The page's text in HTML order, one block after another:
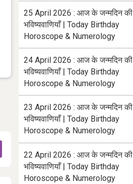
25 April 2026 : आज के जन्मदिन की
भविष्यवाणियाँ | Today Birthday
Horoscope & Numerology
24 April 2026 : आज के जन्मदिन की
भविष्यवाणियाँ | Today Birthday
Horoscope & Numerology
23 April 2026 : आज के जन्मदिन की
भविष्यवाणियाँ | Today Birthday
Horoscope & Numerology
22 April 2026 : आज के जन्मदिन की
भविष्यवाणियाँ | Today Birthday
Horoscope & Numerology